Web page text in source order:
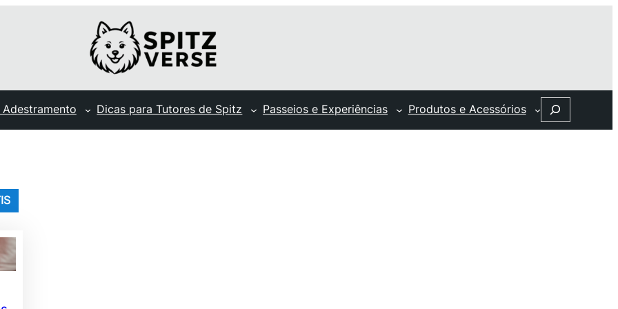
Dicas para Tutores de Spitz Passeios e Experiências Produtos e Acessórios Search